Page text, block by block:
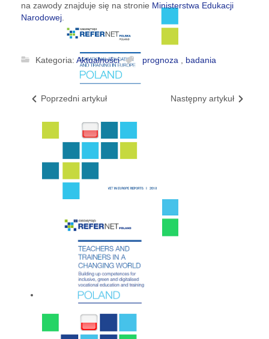
na zawody znajduje się na stronie Ministerstwa Edukacji
Narodowej
Kategoria: Aktualności prognoza , badania
Poprzedni artykuł Następny artykuł